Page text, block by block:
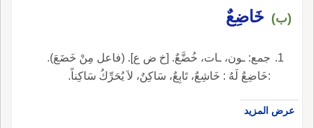
(ب) خَاضِعٌ
جمع: ـون، ـات، خُضَّعٌ. [خ ض ع]. (فاعل مِنْ خَضَعَ).
:خَاضِعٌ لَهُ : خَاشِعٌ، تَابِعٌ، سَاكِنٌ، لاَ يُحَرِّكُ سَاكِناً.
عرض المزيد